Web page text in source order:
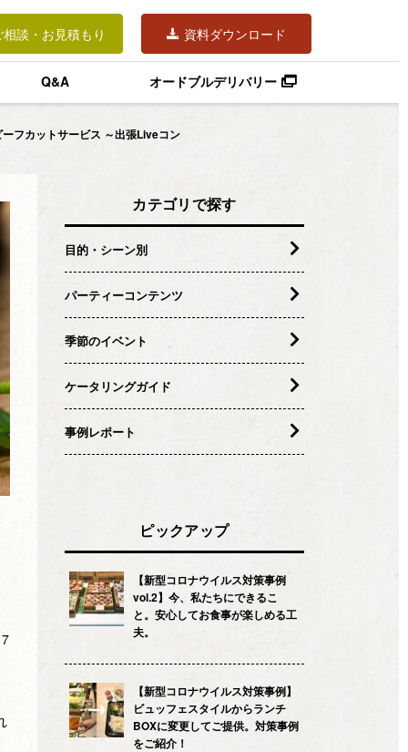
相談・お見積もり 資料ダウンロード
Q&A オードブルデリバリー
フカットサービス ～出張Liveコン
カテゴリで探す
目的・シーン別
パーティーコンテンツ
季節のイベント
ケータリングガイド
事例レポート
ピックアップ
【新型コロナウイルス対策事例
vol.2】今、私たちにできるこ
と。安心してお食事が楽しめる工
夫。
【新型コロナウイルス対策事例】
ビュッフェスタイルからランチ
BOXに変更してご提供。対策事例
をご紹介！